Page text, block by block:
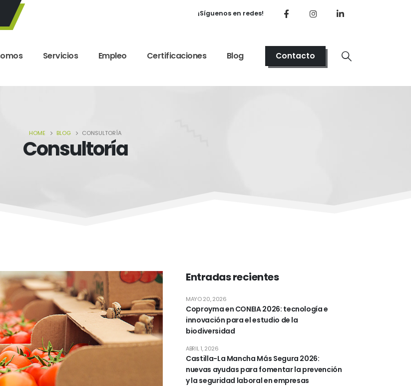
¡Síguenos en redes!
Servicios Empleo Certificaciones Blog Contacto
HOME BLOG CONSULTORÍA
Consultoría
Entradas recientes
Coproyma en CONEIA 2026: tecnología e
innovación para el estudio de la
biodiversidad
MAYO 20, 2026
Castilla-La Mancha Más Segura 2026:
nuevas ayudas para fomentar la prevención
y la seguridad laboral en empresas
ABRIL 1, 2026